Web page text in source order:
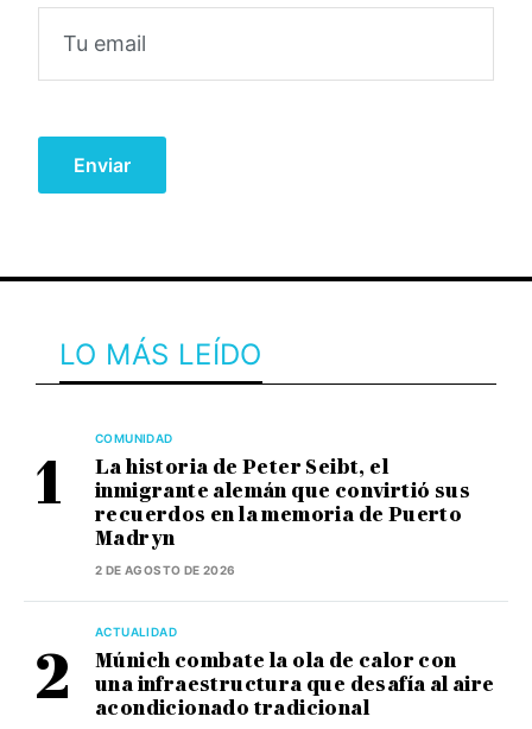
LO MÁS LEÍDO
COMUNIDAD
La historia de Peter Seibt, el
inmigrante alemán que convirtió sus
recuerdos en la memoria de Puerto
Madryn
2 DE AGOSTO DE 2026
ACTUALIDAD
Múnich combate la ola de calor con
una infraestructura que desafía al aire
acondicionado tradicional